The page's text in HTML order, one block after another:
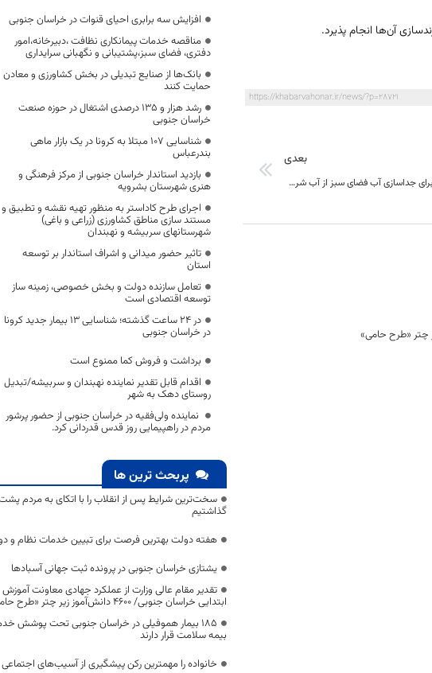
آن‌ها انجام پذیرد.
https://khabarvahonar.ir/news/?p=28721
بعدی
اختصاص یک میلیارد تومان برای جداسازی آب فضای سبز از آب شرب بیرجند
افزایش سه برابری احیای قنوات در خراسان جنوبی
مناقصه خدمات پیمانکاری نظافت ،دبیرخانه،امور
دفتری، فضای سبز،پشتیبانی و نگهبانی سرایداری
بانک‌ها از صنایع تبدیلی در بخش کشاورزی و معادن
حمایت کنند
رشد هزار و ۱۳۵ درصدی اشتغال در حوزه صنعت
خراسان جنوبی
شناسایی 107 مبتلا به کرونا در یک بازار ماهی
بندرعباس
بازدید استاندار خراسان جنوبی از مرکز فرهنگی و
هنری شهرستان بشرویه
اجرای طرح کاداستر به منظور تهیه نقشه و تطبیق و
مستند سازی مناطق کشاورزی (زراعی و باغی)
شهرستانهای سربیشه و نهبندان
تاثیر حضور میدانی و اشراف استاندار بر توسعه
استان
تعامل سازنده دولت و بخش خصوصی، زمینه ساز
توسعه اقتصادی است
در 24 ساعت گذشته؛ شناسایی 13 بیمار جدید کرونا
در خراسان جنوبی
برداشت و فروش کما ممنوع است
اقدام قابل تقدیر نماینده نهبندان و سربیشه/تبدیل
روستای دهک به شهر
️ نماینده ولی‌فقیه در خراسان جنوبی از حضور پرشور
مردم در راهپیمایی روز قدس قدردانی کرد.
پربحث ترین ها
سخت‌ترین شرایط پس از انقلاب را با اتکای به مردم
گذاشتیم
هفته دولت بهترین فرصت برای تبیین خدمات نظام و
یشتازی خراسان جنوبی در پرونده ثبت جهانی آسبادها
تقدیر مقام عالی وزارت از عملکرد جهادی معاونت آموزش
ابتدایی خراسان جنوبی/ ۴۶۰۰ دانش‌آموز زیر چتر «طرح حامی»
۱۸۵ بیمار هموفیلی در خراسان جنوبی تحت پوشش
بیمه سلامت قرار دارند
خانواده را مهمترین رکن پیشگیری از آسیب‌های اجتماعی